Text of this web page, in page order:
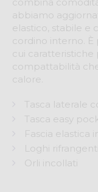
abbiamo
elastico, stabile e
cordino interno. È
cui caratteristiche
compattabilità
calore.
Tasca laterale
Tasca easy
Fascia elastica
Loghi rifrangenti
Orli incollati